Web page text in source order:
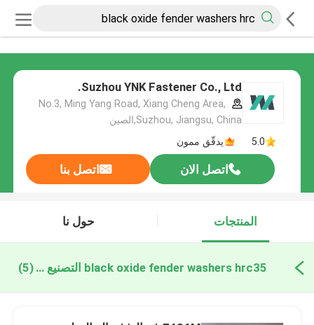
Suzhou YNK Fastener Co., Ltd.
No.3, Ming Yang Road, Xiang Cheng Area,
Suzhou, Jiangsu, China,الصين
5.0
يدقّق ممون
اتصل الان اتصل بنا
المنتجات حول نا
black oxide fender washers hrc35 التصنيع عبر الإنترنت (5)